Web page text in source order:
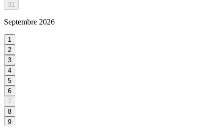
31
Septembre 2026
1
2
3
4
5
6
7
8
9